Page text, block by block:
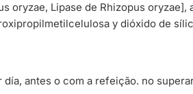
oryzae, Lipase de Rhizopus
y dióxido de
día, antes o com a refeição. no